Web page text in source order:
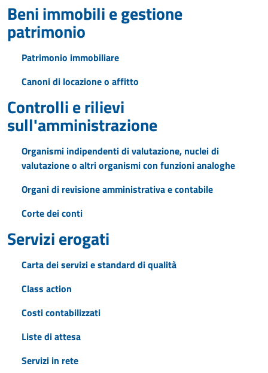
Beni immobili e gestione
patrimonio
Patrimonio immobiliare
Canoni di locazione o affitto
Controlli e rilievi
sull'amministrazione
Organismi indipendenti di valutazione, nuclei di
valutazione o altri organismi con funzioni analoghe
Organi di revisione amministrativa e contabile
Corte dei conti
Servizi erogati
Carta dei servizi e standard di qualità
Class action
Costi contabilizzati
Liste di attesa
Servizi in rete